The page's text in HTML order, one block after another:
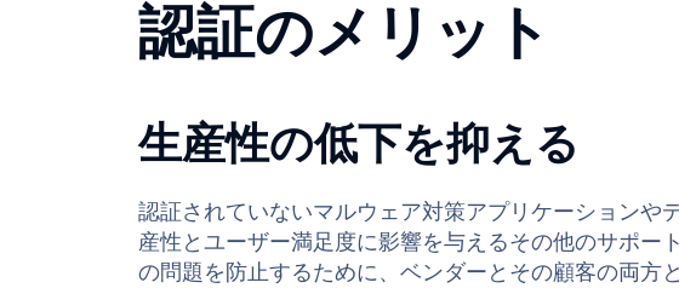
認証のメリット
生産性の低下を抑える
認証されていないマルウェア対策アプリケーションや
産性とユーザー満足度に影響を与えるその他のサポー
の問題を防止するために、ベンダーとその顧客の両方